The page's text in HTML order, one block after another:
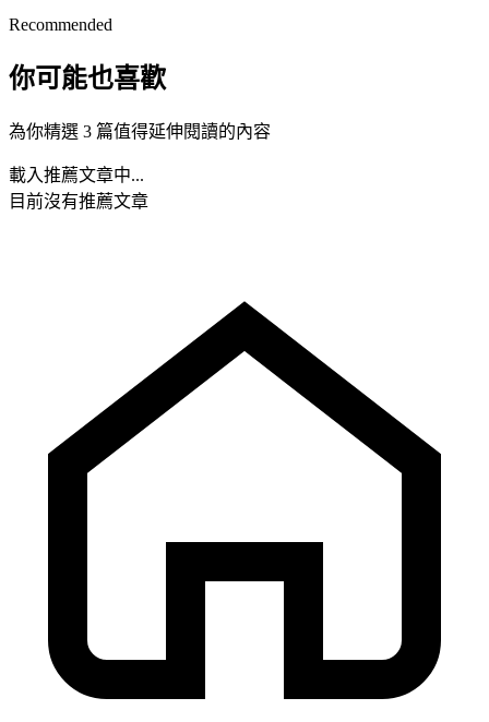
Recommended
你可能也喜歡
為你精選 3 篇值得延伸閱讀的內容
載入推薦文章中...
目前沒有推薦文章